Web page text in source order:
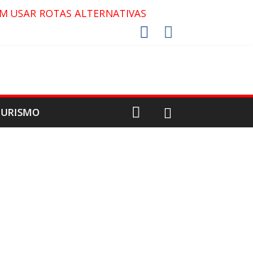
USAR ROTAS ALTERNATIVAS